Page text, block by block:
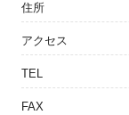
住所
アクセス
TEL
FAX